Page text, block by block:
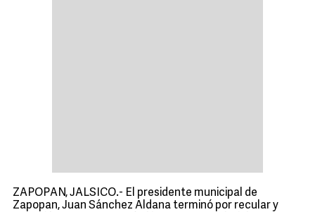
ZAPOPAN, JALSICO.- El presidente municipal de
Zapopan, Juan Sánchez Aldana terminó por recular y